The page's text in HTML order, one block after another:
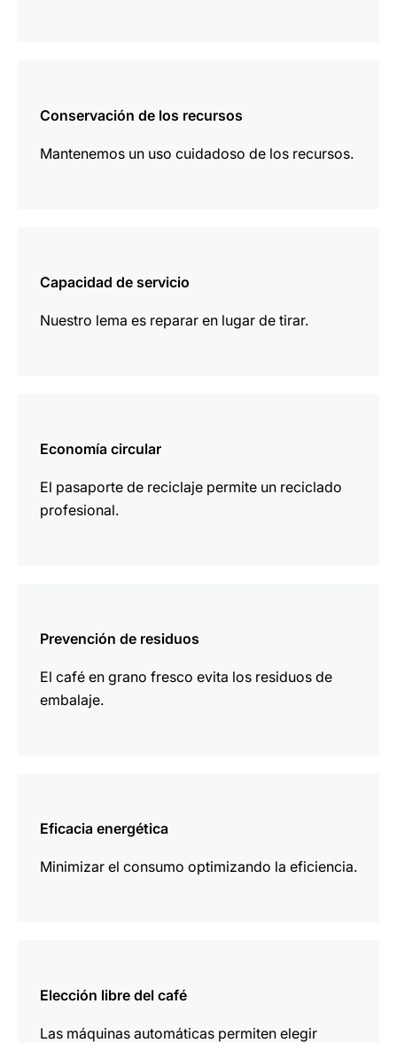
Conservación de los recursos
Mantenemos un uso cuidadoso de los recursos.
Capacidad de servicio
Nuestro lema es reparar en lugar de tirar.
Economía circular
El pasaporte de reciclaje permite un reciclado
profesional.
Prevención de residuos
El café en grano fresco evita los residuos de
embalaje.
Eficacia energética
Minimizar el consumo optimizando la eficiencia.
Elección libre del café
Las máquinas automáticas permiten elegir